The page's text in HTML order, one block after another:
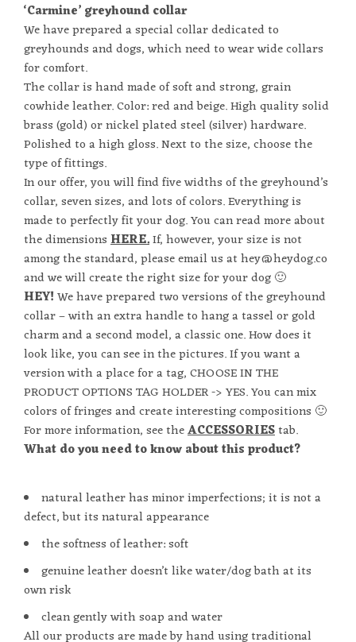
‘Carmine’ greyhound collar
We have prepared a special collar dedicated to
greyhounds and dogs, which need to wear wide collars
for comfort.
The collar is hand made of soft and strong, grain
cowhide leather. Color: red and beige. High quality solid
brass (gold) or nickel plated steel (silver) hardware.
Polished to a high gloss. Next to the size, choose the
type of fittings.
In our offer, you will find five widths of the greyhound’s
collar, seven sizes, and lots of colors. Everything is
made to perfectly fit your dog. You can read more about
the dimensionsHERE.If, however, your size is not
among the standard, please email us at hey@heydog.co
and we will create the right size for your dog 🙂
HEY!We have prepared two versions of the greyhound
collar – with an extra handle to hang a tassel or gold
charm and a second model, a classic one. How does it
look like, you can see in the pictures. If you want a
version with a place for a tag, CHOOSE IN THE
PRODUCT OPTIONS TAG HOLDER -> YES. You can mix
colors of fringes and create interesting compositions 🙂
For more information, see theACCESSORIEStab.
What do you need to know about this product?
natural leather has minor imperfections; it is not a
defect, but its natural appearance
the softness of leather: soft
genuine leather doesn’t like water/dog bath at its
own risk
clean gently with soap and water
All our products are made by hand using traditional